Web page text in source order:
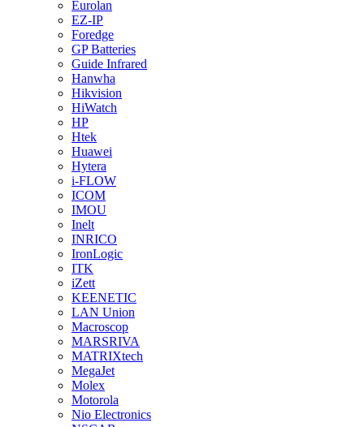
Eurolan
EZ-IP
Foredge
GP Batteries
Guide Infrared
Hanwha
Hikvision
HiWatch
HP
Htek
Huawei
Hytera
i-FLOW
ICOM
IMOU
Inelt
INRICO
IronLogic
ITK
iZett
KEENETIC
LAN Union
Macroscop
MARSRIVA
MATRIXtech
MegaJet
Molex
Motorola
Nio Electronics